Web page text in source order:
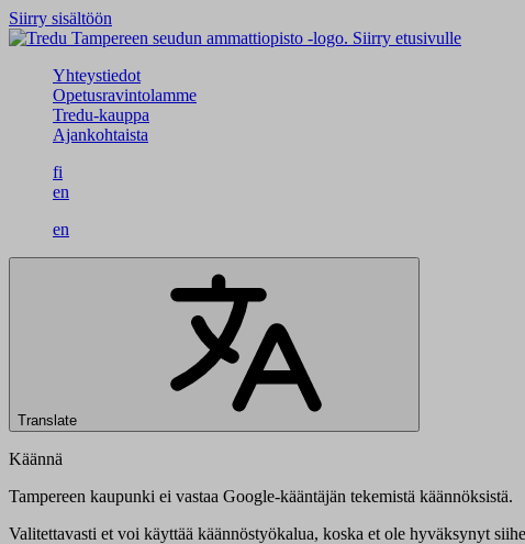
Siirry sisältöön
Siirry etusivulle
Yhteystiedot
Opetusravintolamme
Tredu-kauppa
Ajankohtaista
fi
en
en
Translate
Käännä
Tampereen kaupunki ei vastaa Google-kääntäjän tekemistä käännöksistä.
Valitettavasti et voi käyttää käännöstyökalua, koska et ole hyväksynyt